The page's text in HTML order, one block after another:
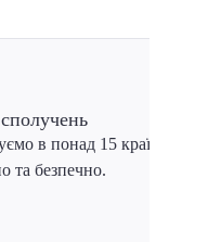
в понад 15 країн Європи
та безпечно.